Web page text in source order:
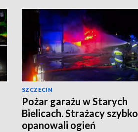
SZCZECIN
Pożar garażu w Starych
Bielicach. Strażacy szybko
opanowali ogień